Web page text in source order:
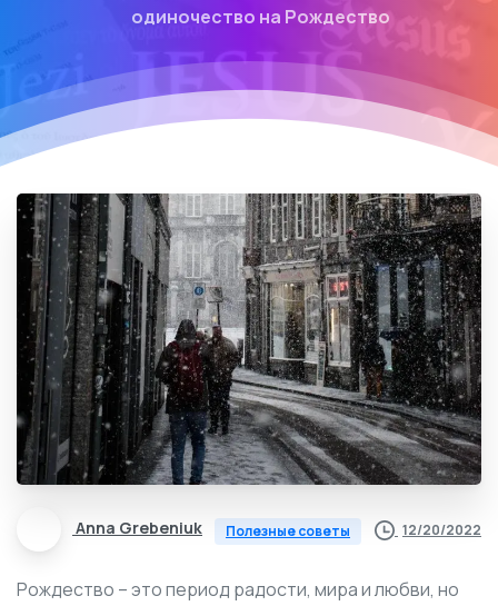
одиночество на Рождество
Anna Grebeniuk Полезные советы 12/20/2022
Рождество – это период радости, мира и любви, но